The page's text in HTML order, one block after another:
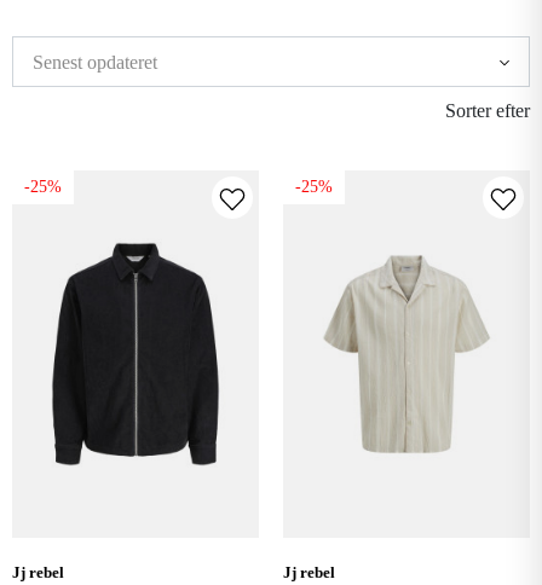
Sorter efter
-25%
jj rebel
-25%
jj rebel